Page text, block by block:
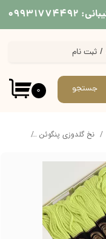
۰ جستجو
/ ثبت نام
نخ گلدوزی پنگوئن